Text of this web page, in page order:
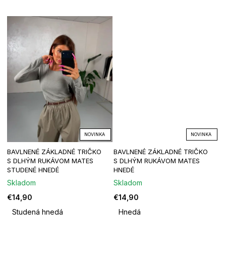
t
o
v
k
t
o
v
NOVINKA
BAVLNENÉ ZÁKLADNÉ TRIČKO
S DLHÝM RUKÁVOM MATES
STUDENÉ HNEDÉ
Skladom
€14,90
Studená hnedá
NOVINKA
BAVLNENÉ ZÁKLADNÉ TRIČKO
S DLHÝM RUKÁVOM MATES
HNEDÉ
Skladom
€14,90
Hnedá
?
HĽADAŤ
O